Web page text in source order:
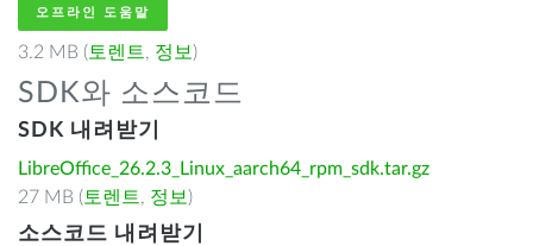
오프라인 도움말
3.2 MB ( 토렌트, 정보 )
SDK와 소스코드
SDK 내려받기
LibreOffice_26.2.3_Linux_aarch64_rpm_sdk.tar.gz
27 MB ( 토렌트, 정보 )
소스코드 내려받기